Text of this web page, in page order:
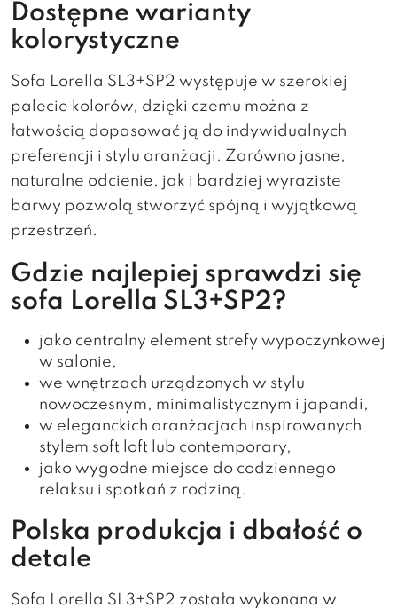
Dostępne warianty
kolorystyczne
Sofa Lorella SL3+SP2 występuje w szerokiej
palecie kolorów, dzięki czemu można z
łatwością dopasować ją do indywidualnych
preferencji i stylu aranżacji. Zarówno jasne,
naturalne odcienie, jak i bardziej wyraziste
barwy pozwolą stworzyć spójną i wyjątkową
przestrzeń.
Gdzie najlepiej sprawdzi się
sofa Lorella SL3+SP2?
jako centralny element strefy wypoczynkowej
w salonie,
we wnętrzach urządzonych w stylu
nowoczesnym, minimalistycznym i japandi,
w eleganckich aranżacjach inspirowanych
stylem soft loft lub contemporary,
jako wygodne miejsce do codziennego
relaksu i spotkań z rodziną.
Polska produkcja i dbałość o
detale
Sofa Lorella SL3+SP2 została wykonana w